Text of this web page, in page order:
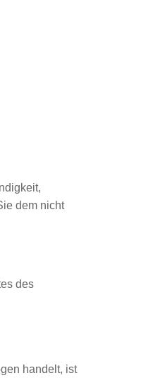
dem nicht
des
handelt, ist